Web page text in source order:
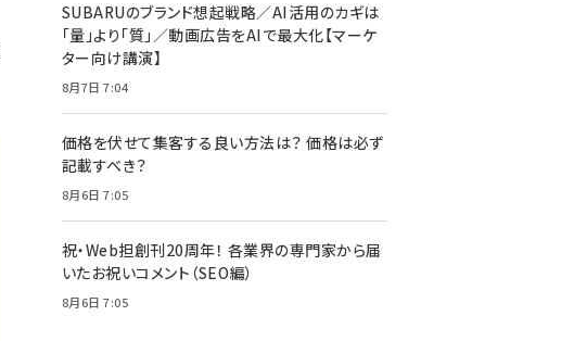
SUBARUのブランド想起戦略／AI活用のカギは
「量」より「質」／動画広告をAIで最大化【マーケ
ター向け講演】
8月7日 7:04
価格を伏せて集客する良い方法は？ 価格は必ず
記載すべき？
8月6日 7:05
祝・Web担創刊20周年！ 各業界の専門家から届
いたお祝いコメント（SEO編）
8月6日 7:05